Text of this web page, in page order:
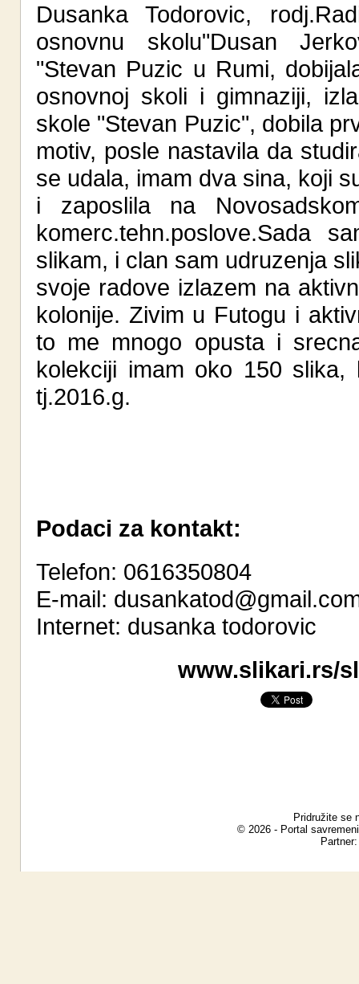
Dusanka Todorovic,
osnovnu skolu"Dusan
"Stevan Puzic u Rumi,
osnovnoj skoli i gimnaziji,
skole "Stevan Puzic", dobila
motiv, posle nastavila da
se udala, imam dva sina, koji
i zaposlila na
komerc.tehn.poslove.Sada
slikam, i clan sam udruzenja
svoje radove izlazem na
kolonije. Zivim u Futogu i
to me mnogo opusta i
kolekciji imam oko 150
tj.2016.g.
Podaci za kontakt:
Telefon: 0616350804
E-mail:
Internet: dusanka todorovic
www.slikari.rs/
Pridružite se
© 2026 - Portal